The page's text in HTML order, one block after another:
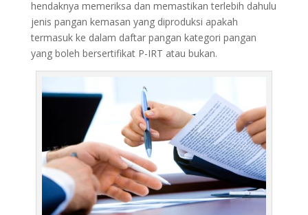
hendaknya memeriksa dan memastikan terlebih dahulu
jenis pangan kemasan yang diproduksi apakah
termasuk ke dalam daftar pangan kategori pangan
yang boleh bersertifikat P-IRT atau bukan.